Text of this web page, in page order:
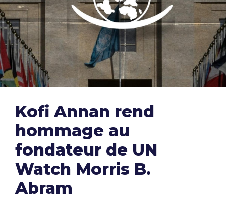
Kofi Annan rend
hommage au
fondateur de UN
Watch Morris B.
Abram